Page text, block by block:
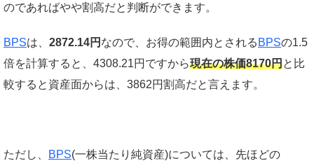
のであればやや割高だと判断ができます。
BPSは、 2872.14円 なので、お得の範囲内とされる BPSの1.5
倍を計算すると、4308.21円ですから現在の株価8170円と比
較すると資産面からは、3862円割高だと言えます。
ただし、 BPS(一株当たり純資産)については、先ほどの